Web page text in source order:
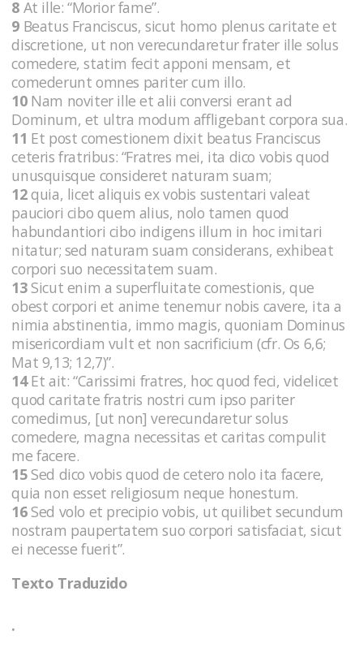
8 At ille: “Morior fame”.
9 Beatus Franciscus, sicut homo plenus caritate et
discretione, ut non verecundaretur frater ille solus
comedere, statim fecit apponi mensam, et
comederunt omnes pariter cum illo.
10Nam noviter ille et alii conversi erant ad
Dominum, et ultra modum affligebant corpora sua.
11 Et post comestionem dixit beatus Franciscus
ceteris fratribus: “Fratres mei, ita dico vobis quod
unusquisque consideret naturam suam;
12quia, licet aliquis ex vobis sustentari valeat
pauciori cibo quem alius, nolo tamen quod
habundantiori cibo indigens illum in hoc imitari
nitatur; sed naturam suam considerans, exhibeat
corpori suo necessitatem suam.
13Sicut enim a superfluitate comestionis, que
obest corpori et anime tenemur nobis cavere, ita a
nimia abstinentia, immo magis, quoniam Dominus
misericordiam vult et non sacrificium (cfr. Os 6,6;
Mat 9,13; 12,7)”.
14Et ait: “Carissimi fratres, hoc quod feci, videlicet
quod caritate fratris nostri cum ipso pariter
comedimus, [ut non] verecundaretur solus
comedere, magna necessitas et caritas compulit
me facere.
15Sed dico vobis quod de cetero nolo ita facere,
quia non esset religiosum neque honestum.
16Sed volo et precipio vobis, ut quilibet secundum
nostram paupertatem suo corpori satisfaciat, sicut
ei necesse fuerit”.
Texto Traduzido
.